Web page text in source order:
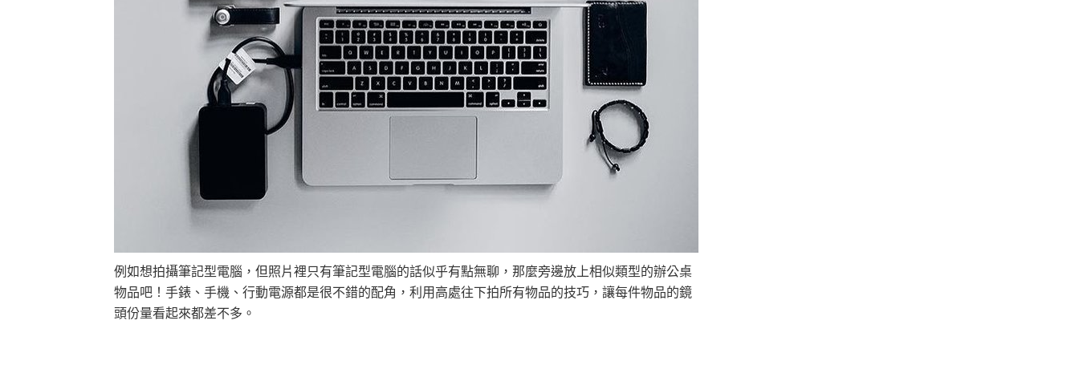
例如想拍攝筆記型電腦，但照片裡只有筆記型電腦的話似乎有點無聊，那麼旁邊放上相似類型的辦公桌
物品吧！手錶、手機、行動電源都是很不錯的配角，利用高處往下拍所有物品的技巧，讓每件物品的鏡
頭份量看起來都差不多。